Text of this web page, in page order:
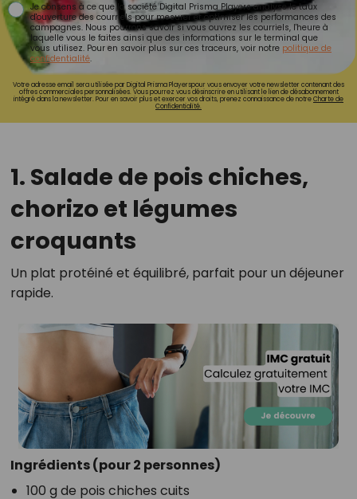
Je consens à ce que la société Digital Prisma Players analyse le taux
d'ouverture des courriels pour mesurer et optimiser les performances des
campagnes. Nous pourrons savoir si vous ouvrez les courriels, l'heure à
laquelle vous le faites ainsi que des informations sur le terminal que
vous utilisez. Pour en savoir plus sur ces traceurs, voir notre politique de
confidentialité.
Votre adresse email sera utilisée par Digital Prisma Playerspour vous envoyer votre newsletter contenant des
offres commerciales personnalisées. Vous pourrez vous désinscrire en utilisant le lien de désabonnement
intégré dans la newsletter. Pour en savoir plus et exercer vos droits, prenez connaissance de notreCharte de
Confidentialité.
1. Salade de pois chiches,
chorizo et légumes
croquants
Un plat protéiné et équilibré, parfait pour un déjeuner
rapide.
Ingrédients (pour 2 personnes)
100 g de pois chiches cuits